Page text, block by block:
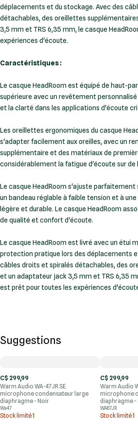
déplacements et du stockage. Avec des
détachables, des oreillettes
3,5 mm et TRS 6,35 mm, le casque
expériences d'écoute.
Caractéristiques :
Le casque HeadRoom est équipé de haut-
supérieure avec un revêtement
et la clarté dans les applications d'écoute
Les oreillettes ergonomiques du casque
s'adapter facilement aux oreilles, avec un
supplémentaire et des matériaux de
considérablement la fatigue d'écoute sur de
Le casque HeadRoom s'ajuste parfaitement
un bandeau réglable à faible tension et à
légère et durable. Le casque HeadRoom
de qualité et confort d'écoute.
Le casque HeadRoom est livré avec un étui
protection pratique lors des déplacements
câbles droits et spiralés détachables, des
et un adaptateur jack 3,5 mm et TRS 6,35
est prêt pour toutes les expériences
Suggestions
C$ 299,99
Warm Audio WA-47JR SE
microphone condensateur large
diaphragme - Noir
Wa47
Stock limité1
C$ 299,99
Warm Audio
microphone
diaphragme -
WA87JR
Stock limité1